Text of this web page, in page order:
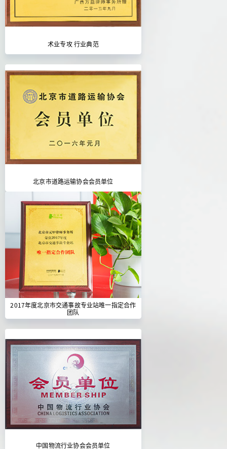
术业专攻 行业典范
北京市道路运输协会会员单位
2017年度北京市交通事故专业站唯一指定合作
团队
中国物流行业协会会员单位